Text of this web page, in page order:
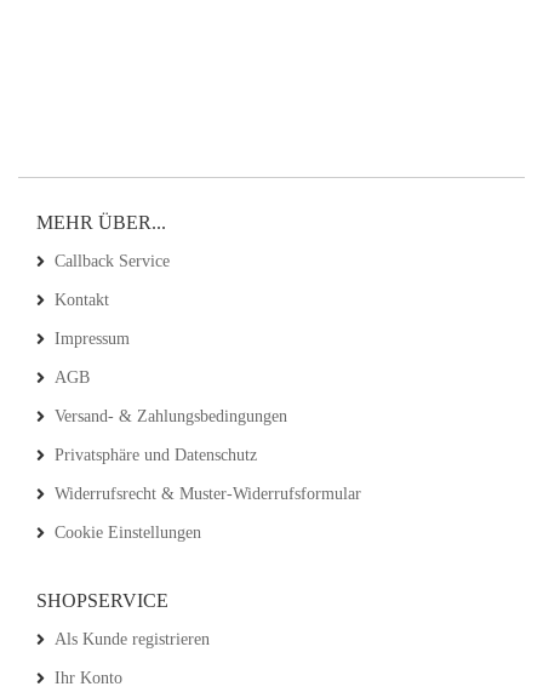
MEHR ÜBER...
Callback Service
Kontakt
Impressum
AGB
Versand- & Zahlungsbedingungen
Privatsphäre und Datenschutz
Widerrufsrecht & Muster-Widerrufsformular
Cookie Einstellungen
SHOPSERVICE
Als Kunde registrieren
Ihr Konto